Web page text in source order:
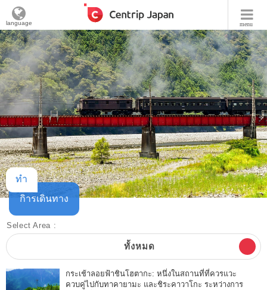
menu
language
ทำ
กิารเดินทาง
Select Area :
ทั้งหมด
กระเช้าลอยฟ้าชินโฮตากะ: หนึ่งในสถานที่ที่ควรแวะ
ควบคู่ไปกับทาคายามะ และชิระคาวาโกะ ระหว่างการ